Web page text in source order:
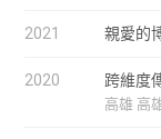
2021 親愛的
2020 跨維度
高雄 高